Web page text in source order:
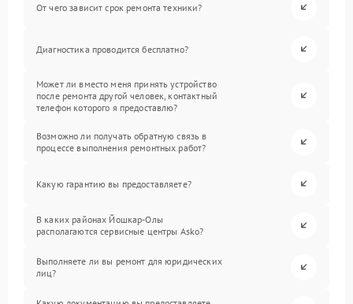
От чего зависит срок ремонта техники?
Диагностика проводится бесплатно?
Может ли вместо меня принять устройство
после ремонта другой человек, контактный
телефон которого я предоставлю?
Возможно ли получать обратную связь в
процессе выполнения ремонтных работ?
Какую гарантию вы предоставляете?
В каких районах Йошкар-Олы
располагаются сервисные центры Asko?
Выполняете ли вы ремонт для юридических
лиц?